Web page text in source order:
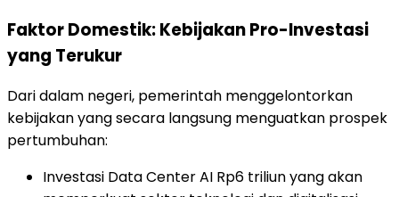
Faktor Domestik: Kebijakan Pro-Investasi
yang Terukur
Dari dalam negeri, pemerintah menggelontorkan
kebijakan yang secara langsung menguatkan prospek
pertumbuhan:
Investasi Data Center AI Rp6 triliun yang akan